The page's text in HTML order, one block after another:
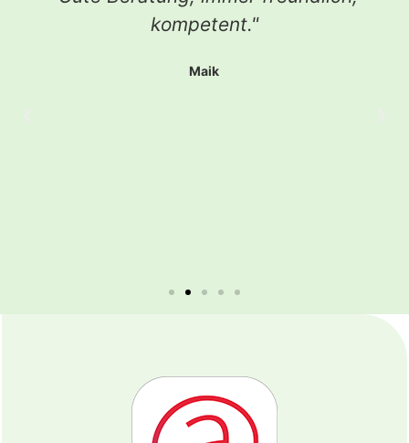
kompetent."
Maik